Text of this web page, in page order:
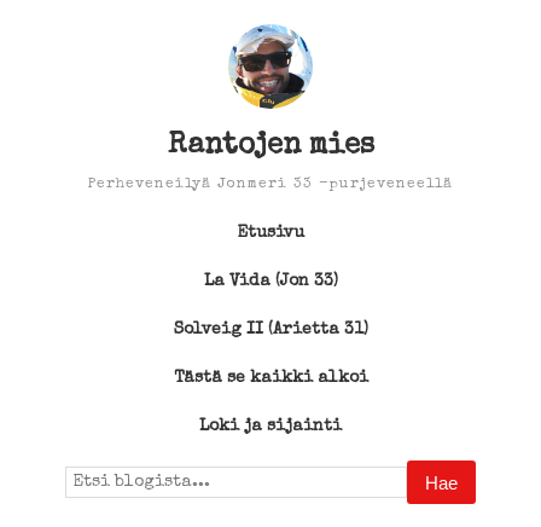
Rantojen mies
Perheveneilyä Jonmeri 33 -purjeveneellä
Etusivu
La Vida (Jon 33)
Solveig II (Arietta 31)
Tästä se kaikki alkoi
Loki ja sijainti
Search
for: